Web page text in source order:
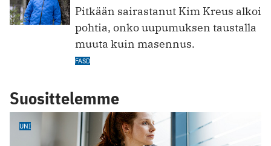
Pitkään sairastanut Kim Kreus alkoi
pohtia, onko uupumuksen taustalla
muuta kuin masennus.
FASD
Suosittelemme
UNI